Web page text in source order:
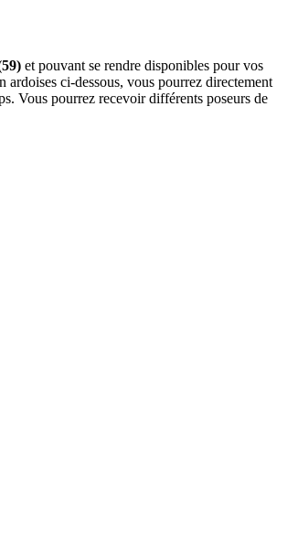
et pouvant se rendre disponibles pour vos
ci-dessous, vous pourrez directement
Vous pourrez recevoir différents poseurs de